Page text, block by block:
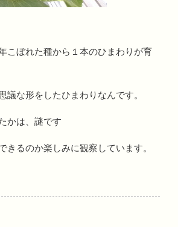
こぼれた種から１本のひまわりが育
議な形をしたひまわりなんです。
かは、謎です
きるのか楽しみに観察しています。